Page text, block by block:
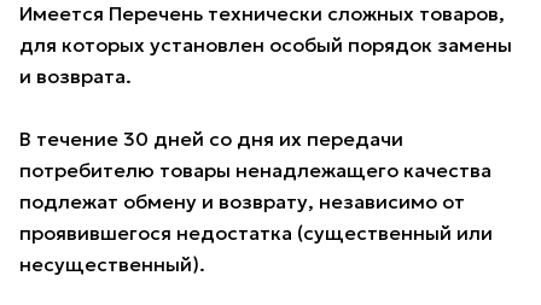
Имеется Перечень технически сложных товаров,
для которых установлен особый порядок замены
и возврата.
В течение 30 дней со дня их передачи
потребителю товары ненадлежащего качества
подлежат обмену и возврату, независимо от
проявившегося недостатка (существенный или
несущественный).